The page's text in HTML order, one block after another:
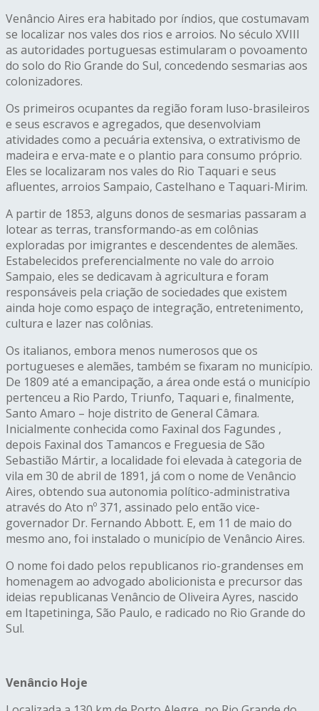
Venâncio Aires era habitado por índios, que costumavam
se localizar nos vales dos rios e arroios. No século XVIII
as autoridades portuguesas estimularam o povoamento
do solo do Rio Grande do Sul, concedendo sesmarias aos
colonizadores.
Os primeiros ocupantes da região foram luso-brasileiros
e seus escravos e agregados, que desenvolviam
atividades como a pecuária extensiva, o extrativismo de
madeira e erva-mate e o plantio para consumo próprio.
Eles se localizaram nos vales do Rio Taquari e seus
afluentes, arroios Sampaio, Castelhano e Taquari-Mirim.
A partir de 1853, alguns donos de sesmarias passaram a
lotear as terras, transformando-as em colônias
exploradas por imigrantes e descendentes de alemães.
Estabelecidos preferencialmente no vale do arroio
Sampaio, eles se dedicavam à agricultura e foram
responsáveis pela criação de sociedades que existem
ainda hoje como espaço de integração, entretenimento,
cultura e lazer nas colônias.
Os italianos, embora menos numerosos que os
portugueses e alemães, também se fixaram no município.
De 1809 até a emancipação, a área onde está o município
pertenceu a Rio Pardo, Triunfo, Taquari e, finalmente,
Santo Amaro – hoje distrito de General Câmara.
Inicialmente conhecida como Faxinal dos Fagundes ,
depois Faxinal dos Tamancos e Freguesia de São
Sebastião Mártir, a localidade foi elevada à categoria de
vila em 30 de abril de 1891, já com o nome de Venâncio
Aires, obtendo sua autonomia político-administrativa
através do Ato nº 371, assinado pelo então vice-
governador Dr. Fernando Abbott. E, em 11 de maio do
mesmo ano, foi instalado o município de Venâncio Aires.
O nome foi dado pelos republicanos rio-grandenses em
homenagem ao advogado abolicionista e precursor das
ideias republicanas Venâncio de Oliveira Ayres, nascido
em Itapetininga, São Paulo, e radicado no Rio Grande do
Sul.
Venâncio Hoje